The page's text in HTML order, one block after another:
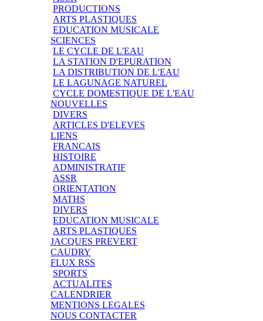
PRODUCTIONS
ARTS PLASTIQUES
EDUCATION MUSICALE
SCIENCES
LE CYCLE DE L'EAU
LA STATION D'EPURATION
LA DISTRIBUTION DE L'EAU
LE LAGUNAGE NATUREL
CYCLE DOMESTIQUE DE L'EAU
NOUVELLES
DIVERS
ARTICLES D'ELEVES
LIENS
FRANCAIS
HISTOIRE
ADMINISTRATIF
ASSR
ORIENTATION
MATHS
DIVERS
EDUCATION MUSICALE
ARTS PLASTIQUES
JACQUES PREVERT
CAUDRY
FLUX RSS
SPORTS
ACTUALITES
CALENDRIER
MENTIONS LEGALES
NOUS CONTACTER